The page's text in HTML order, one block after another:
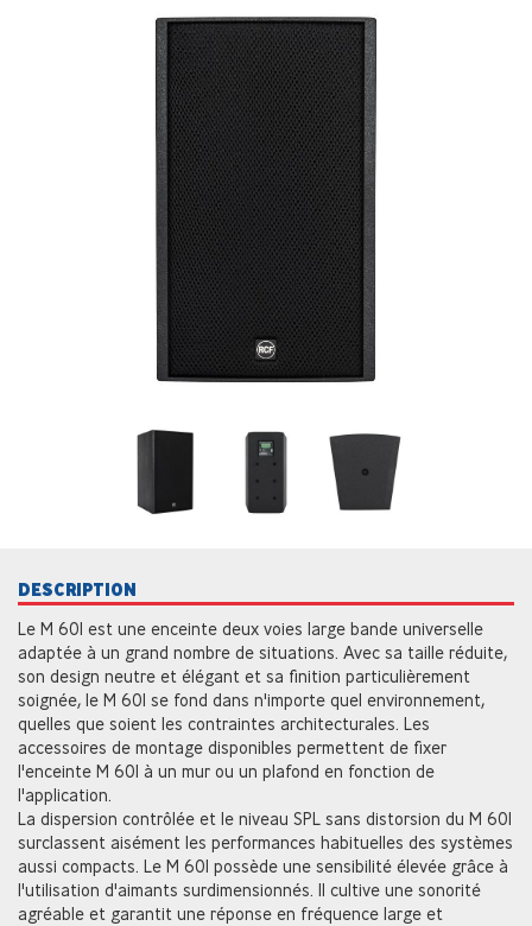
DESCRIPTION
Le M 601 est une enceinte deux voies large bande universelle
adaptée à un grand nombre de situations. Avec sa taille réduite,
son design neutre et élégant et sa finition particulièrement
soignée, le M 601 se fond dans n'importe quel environnement,
quelles que soient les contraintes architecturales. Les
accessoires de montage disponibles permettent de fixer
l'enceinte M 601 à un mur ou un plafond en fonction de
l'application.
La dispersion contrôlée et le niveau SPL sans distorsion du M 601
surclassent aisément les performances habituelles des systèmes
aussi compacts. Le M 601 possède une sensibilité élevée grâce à
l'utilisation d'aimants surdimensionnés. Il cultive une sonorité
agréable et garantit une réponse en fréquence large et